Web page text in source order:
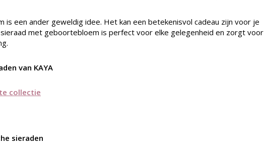
een ander geweldig idee. Het kan een betekenisvol cadeau zijn voor je
met geboortebloem is perfect voor elke gelegenheid en zorgt voor
van KAYA
collectie
sieraden